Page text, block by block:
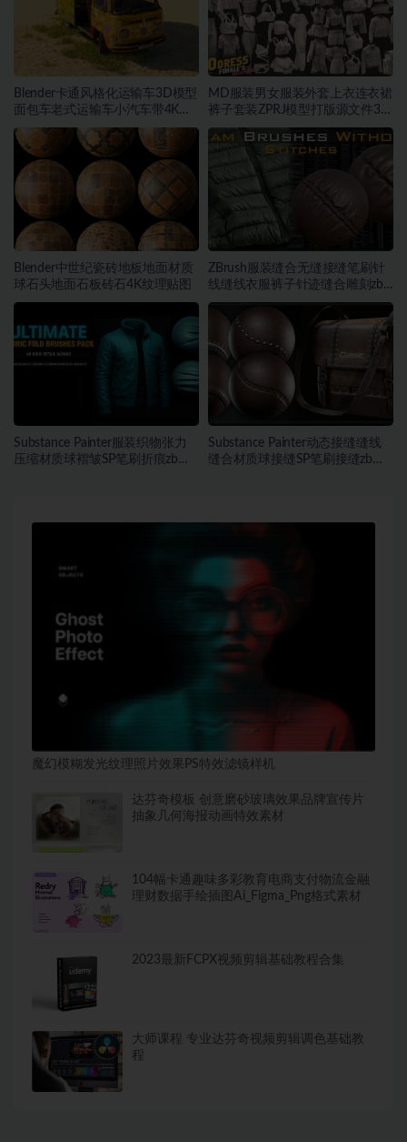
Blender卡通风格化运输车3D模型
面包车老式运输车小汽车带4K纹
理
MD服装男女服装外套上衣连衣裙
裤子套装ZPRJ模型打版源文件3D
服装
Blender中世纪瓷砖地板地面材质
球石头地面石板砖石4K纹理贴图
ZBrush服装缝合无缝接缝笔刷针
线缝线衣服裤子针迹缝合雕刻zb
笔刷
Substance Painter服装织物张力
压缩材质球褶皱SP笔刷折痕zb笔
Substance Painter动态接缝缝线
缝合材质球接缝SP笔刷接缝zb笔
魔幻模糊发光纹理照片效果PS特效滤镜样机
达芬奇模板 创意磨砂玻璃效果品牌宣传片
抽象几何海报动画特效素材
104幅卡通趣味多彩教育电商支付物流金融
理财数据手绘插图Ai_Figma_Png格式素材
2023最新FCPX视频剪辑基础教程合集
大师课程 专业达芬奇视频剪辑调色基础教
程